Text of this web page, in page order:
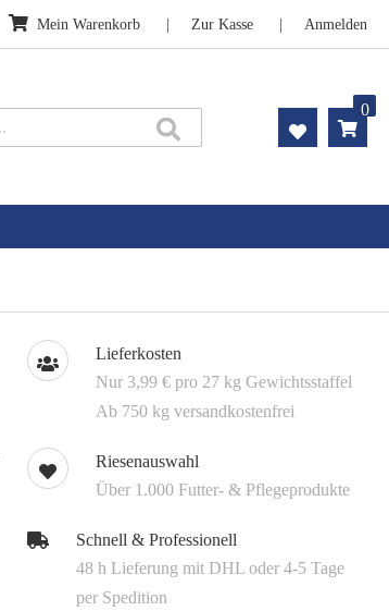
Anmelden
Mein Warenkorb Zur Kasse
0
Lieferkosten
Nur 3,99 € pro 27 kg Gewichtsstaffel
Ab 750 kg versandkostenfrei
Riesenauswahl
Über 1.000 Futter- & Pflegeprodukte
Schnell & Professionell
48 h Lieferung mit DHL oder 4-5 Tage
per Spedition